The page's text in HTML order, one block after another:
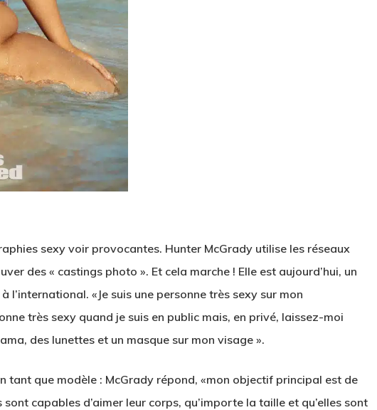
sexy voir provocantes. Hunter McGrady utilise les réseaux
des « castings photo ». Et cela marche ! Elle est aujourd’hui, un
l’international. «Je suis une personne très sexy sur mon
très sexy quand je suis en public mais, en privé, laissez-moi
des lunettes et un masque sur mon visage ».
tant que modèle : McGrady répond, «mon objectif principal est de
capables d’aimer leur corps, qu’importe la taille et qu’elles sont